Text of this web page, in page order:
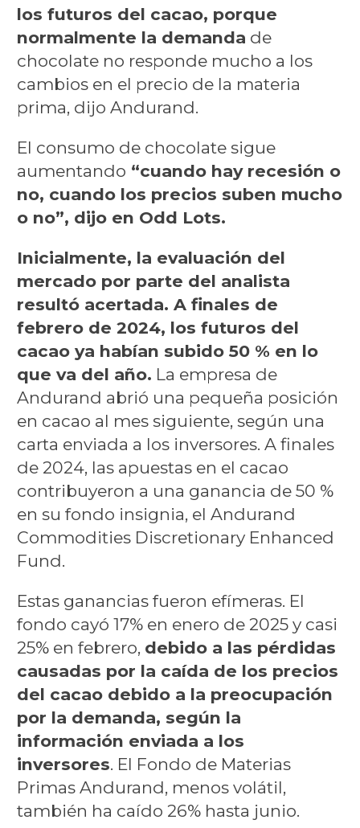
los futuros del cacao, porque
normalmente la demanda de
chocolate no responde mucho a los
cambios en el precio de la materia
prima, dijo Andurand.
El consumo de chocolate sigue
aumentando “cuando hay recesión o
no, cuando los precios suben mucho
o no”, dijo en Odd Lots.
Inicialmente, la evaluación del
mercado por parte del analista
resultó acertada. A finales de
febrero de 2024, los futuros del
cacao ya habían subido 50 % en lo
que va del año. La empresa de
Andurand abrió una pequeña posición
en cacao al mes siguiente, según una
carta enviada a los inversores. A finales
de 2024, las apuestas en el cacao
contribuyeron a una ganancia de 50 %
en su fondo insignia, el Andurand
Commodities Discretionary Enhanced
Fund.
Estas ganancias fueron efímeras. El
fondo cayó 17% en enero de 2025 y casi
25% en febrero, debido a las pérdidas
causadas por la caída de los precios
del cacao debido a la preocupación
por la demanda, según la
información enviada a los
inversores. El Fondo de Materias
Primas Andurand, menos volátil,
también ha caído 26% hasta junio.